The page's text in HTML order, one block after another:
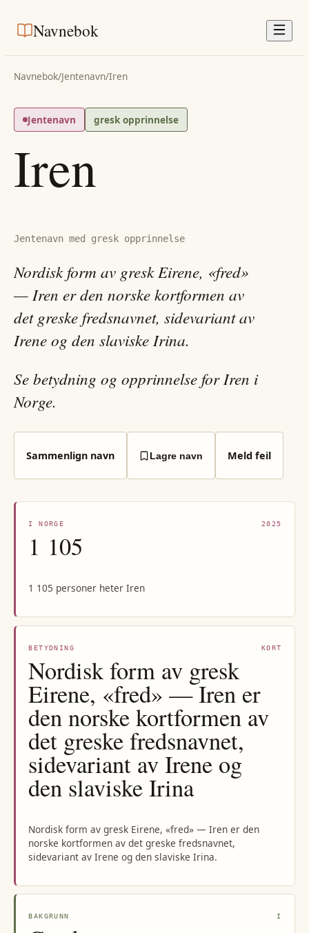
Navnebok
Navnebok/Jentenavn/Iren
Jentenavn gresk opprinnelse
Iren
Jentenavn med gresk opprinnelse
Nordisk form av gresk Eirene, «fred»
— Iren er den norske kortformen av
det greske fredsnavnet, sidevariant av
Irene og den slaviske Irina.
Se betydning og opprinnelse for Iren i
Norge.
Sammenlign navn Lagre navn Meld feil
I NORGE 2025
1 105
1 105 personer heter Iren
BETYDNING KORT
Nordisk form av gresk
Eirene, «fred» — Iren er
den norske kortformen av
det greske fredsnavnet,
sidevariant av Irene og
den slaviske Irina
Nordisk form av gresk Eirene, «fred» — Iren er den
norske kortformen av det greske fredsnavnet,
sidevariant av Irene og den slaviske Irina.
BAKGRUNN I